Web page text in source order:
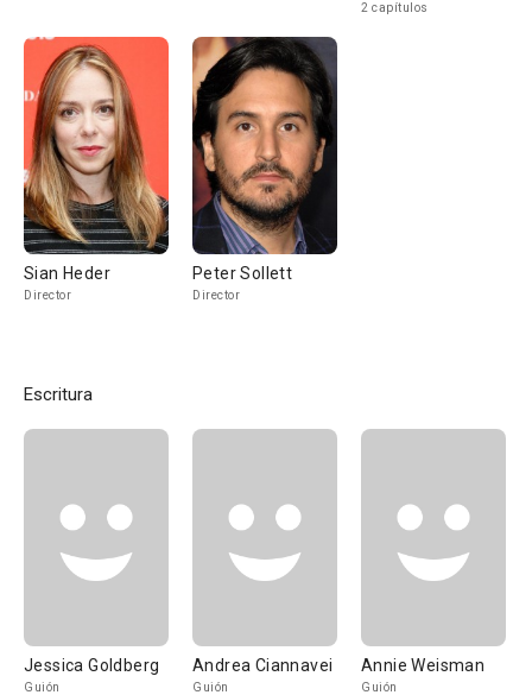
2 capítulos
Sian Heder
Director
Peter Sollett
Director
Escritura
Jessica Goldberg
Guión
Andrea Ciannavei
Guión
Annie Weisman
Guión